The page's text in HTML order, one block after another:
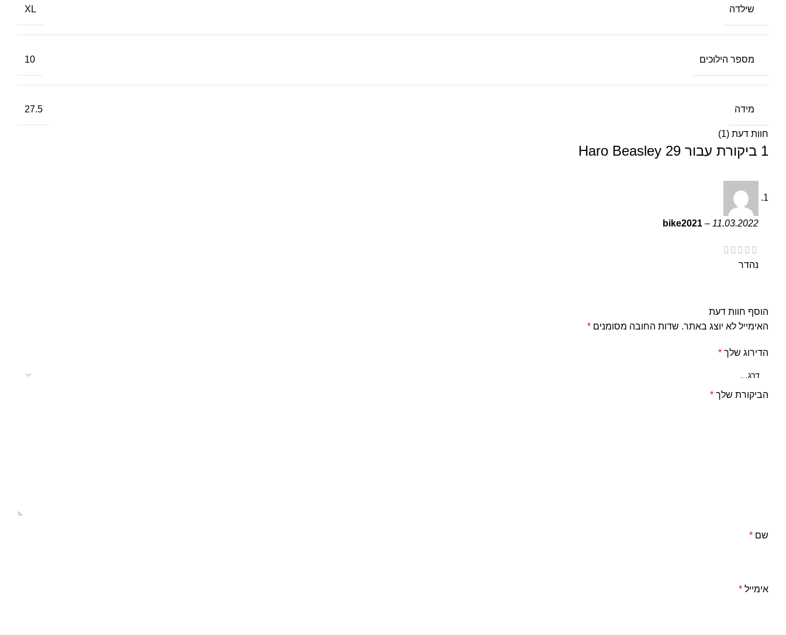
שילדה XL
מספר הילוכים 10
מידה 27.5
חוות דעת (1)
1 ביקורת עבור Haro Beasley 29
bike2021 – 11.03.2022
נהדר
הוסף חוות דעת
האימייל לא יוצג באתר. שדות החובה מסומנים *
הדירוג שלך *
הביקורת שלך *
שם *
אימייל *